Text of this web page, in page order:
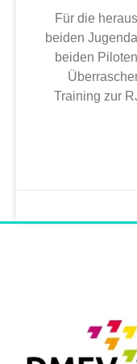
Für die
beiden
beiden
Training zur